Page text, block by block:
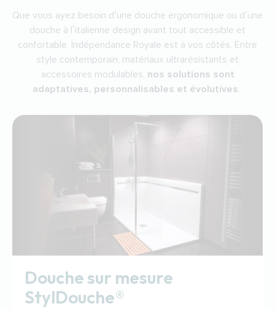
Que vous ayez besoin d’une douche ergonomique ou d’une
douche à l’italienne design avant tout accessible et
confortable, Indépendance Royale est à vos côtés. Entre
style contemporain, matériaux ultrarésistants et
accessoires modulables, nos solutions sont
adaptatives, personnalisables et évolutives.
Douche sur mesure
StylDouche®